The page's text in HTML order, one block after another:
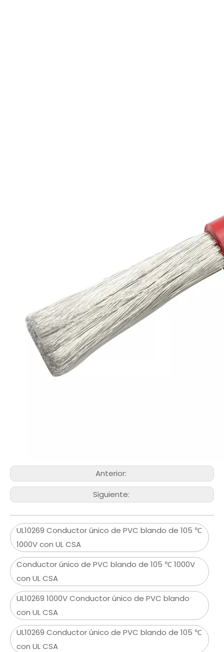
Anterior:
Siguiente:
UL10269 Conductor único de PVC blando de 105 ℃
1000V con UL CSA
Conductor único de PVC blando de 105 ℃ 1000V
con UL CSA
UL10269 1000V Conductor único de PVC blando
con UL CSA
UL10269 Conductor único de PVC blando de 105 ℃
con UL CSA